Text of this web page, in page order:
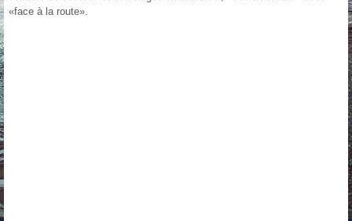
«face à la route».